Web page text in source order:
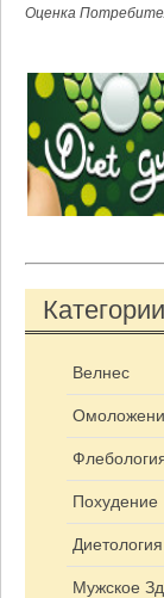
Оценка
Категории
Велнес
Похудение
Диетология
Мужское